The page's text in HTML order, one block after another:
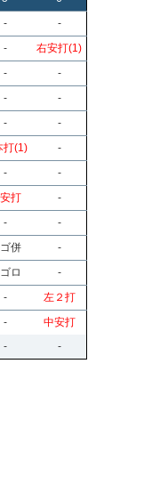
-
-
-
右安打(1)
-
-
-
-
-
-
打(1)
-
-
-
打
-
-
-
併
-
ロ
-
-
左２打
-
中安打
- -